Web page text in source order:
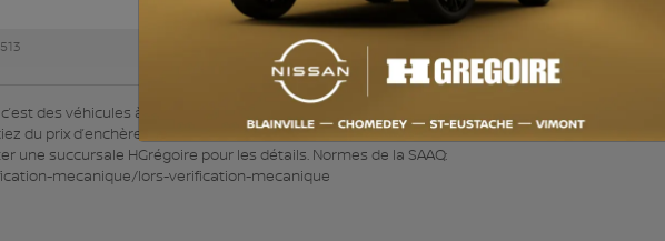
NUMÉRO DE STOCK : CL6945
des véhicules à petits prix. Inspecté selon les normes de la SAAQ, le prix écono reflète l’état
du prix d’enchère et achetez en toute confiance en traitant directement avec le leader au
une succursale HGrégoire pour les détails. Normes de la SAAQ:
mecanique/lors-verification-mecanique